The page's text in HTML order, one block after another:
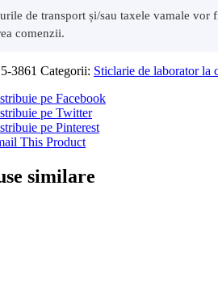
de transport și/sau taxele vamale vor
comenzii.
3861 Categorii: Sticlarie de laborator la
pe Facebook
pe Twitter
pe Pinterest
This Product
similare